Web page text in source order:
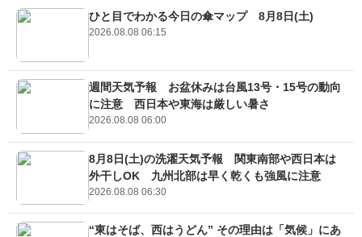
ひと目でわかる今日の傘マップ 8月8日(土)
2026.08.08 06:15
週間天気予報 お盆休みは台風13号・15号の動向
に注意 西日本や東海は厳しい暑さ
2026.08.08 06:00
8月8日(土)の洗濯天気予報 関東南部や西日本は
外干しOK 九州北部は早く乾くも強風に注意
2026.08.08 06:30
“東はそば、西はうどん” その理由は「気候」にあ